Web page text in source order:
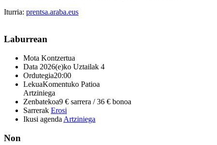
Iturria: prentsa.araba.eus
Laburrean
Mota Kontzertua
Data 2026(e)ko Uztailak 4
Ordutegia20:00
LekuaKomentuko Patioa
Artziniega
Zenbatekoa9 € sarrera / 36 € bonoa
Sarrerak Erosi
Ikusi agenda Artziniega
Non